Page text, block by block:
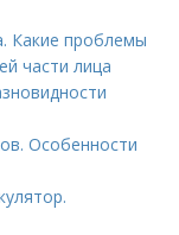
Какие проблемы
части лица
Особенности